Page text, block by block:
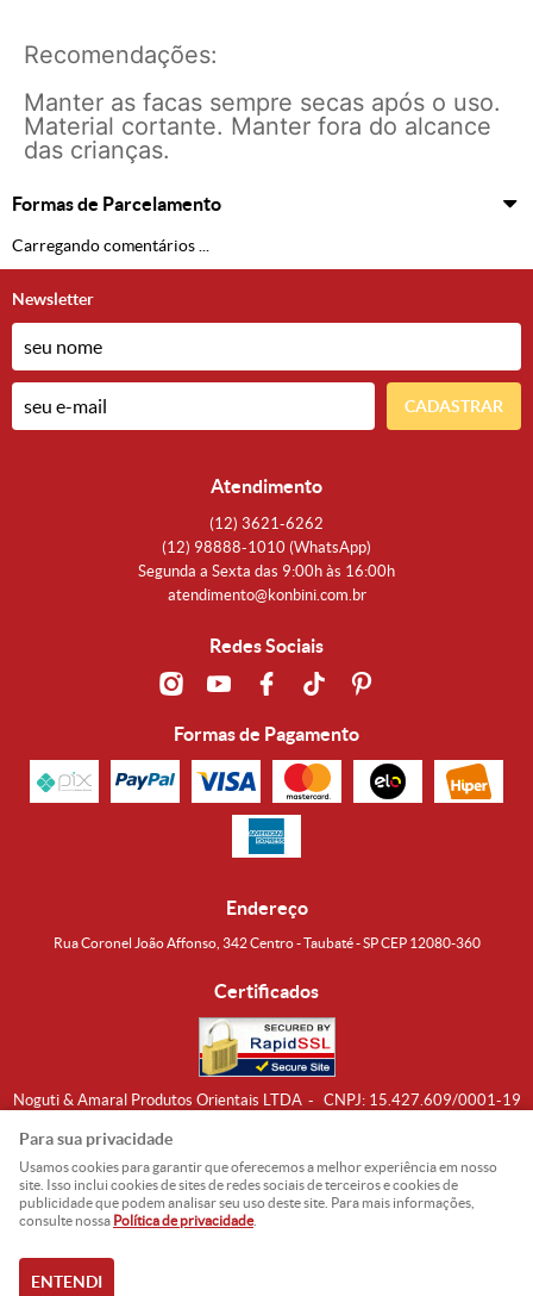
Recomendações:
Manter as facas sempre secas após o uso.
Material cortante. Manter fora do alcance
das crianças.
Formas de Parcelamento
Carregando comentários ...
Newsletter
CADASTRAR
Atendimento
(12) 3621-6262
(12) 98888-1010 (WhatsApp)
Segunda a Sexta das 9:00h às 16:00h
atendimento@konbini.com.br
Redes Sociais
Formas de Pagamento
Endereço
Rua Coronel João Affonso, 342 Centro - Taubaté - SP CEP 12080-360
Certificados
Noguti & Amaral Produtos Orientais LTDA CNPJ: 15.427.609/0001-19
Para sua privacidade
Usamos cookies para garantir que oferecemos a melhor experiência em nosso
site. Isso inclui cookies de sites de redes sociais de terceiros e cookies de
publicidade que podem analisar seu uso deste site. Para mais informações,
consulte nossa Política de privacidade.
ENTENDI